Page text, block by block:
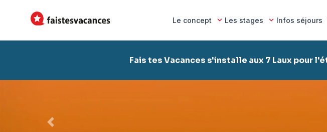
Le concept Les stages Infos séjours
Fais tes Vacances s'installe aux 7 Laux pour
Précédent